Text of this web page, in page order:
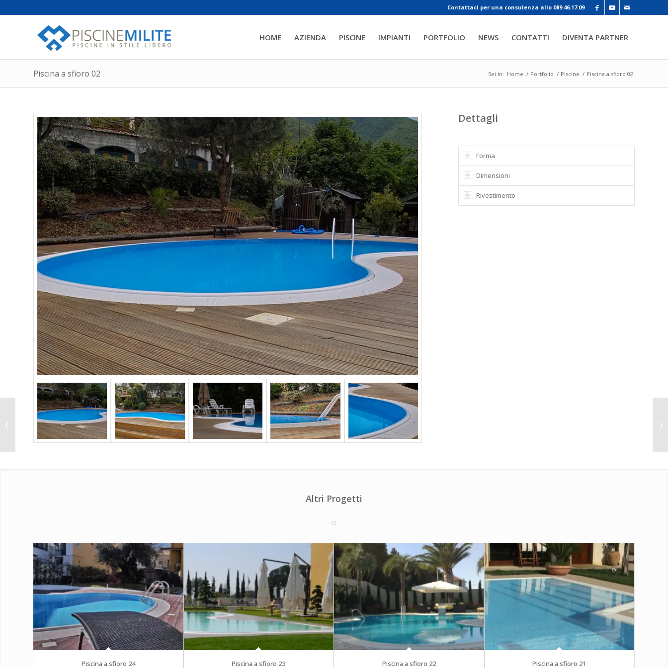
Contattaci per una consulenza allo 089.46.17.09
HOME AZIENDA PISCINE IMPIANTI PORTFOLIO NEWS CONTATTI DIVENTA PARTNER
Piscina a sfioro 02 Sei in: Home / Portfolio / Piscine / Piscina a sfioro 02
Dettagli
Forma
Dimensioni
Rivestimento
Altri Progetti
Piscina a sfioro 24 Piscina a sfioro 23 Piscina a sfioro 22 Piscina a sfioro 21
Piscina a sfioro 01